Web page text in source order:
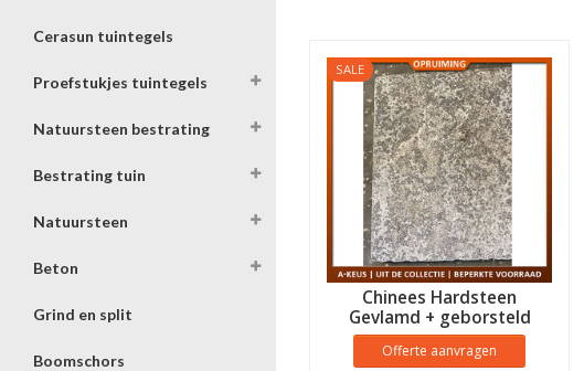
Cerasun tuintegels
Proefstukjes tuintegels
Natuursteen bestrating
Bestrating tuin
Natuursteen
Beton
Grind en split
Boomschors
SALE
Chinees Hardsteen
Gevlamd + geborsteld
Offerte aanvragen